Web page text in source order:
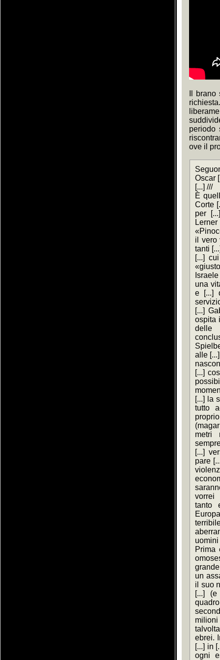
Il
periodo
ove il
Oscar
[...] ///
È
Corte
per
il vero
tanti
[...]
una
e [...]
[...]
ospita
alle
[...]
[...] la
tutto
metri
[...]
pare
vorrei
tanto
Prima
un
il suo
[...]
ebrei.
[...] in
ogni